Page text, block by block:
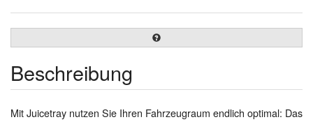
Beschreibung
Mit Juicetray nutzen Sie Ihren Fahrzeugraum endlich optimal: Das